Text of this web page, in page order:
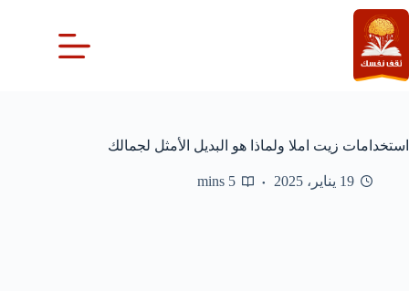
التجاوز
إلى
المحتوى
استخدامات زيت املا ولماذا هو البديل الأمثل لجمالك
19 يناير، 2025 5 mins